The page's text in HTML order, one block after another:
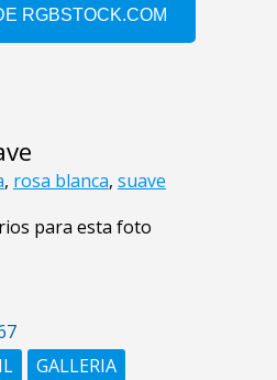
, rosa blanca, suave
para esta foto
GALLERIA